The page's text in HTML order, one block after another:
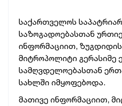
საქართველოს
საზოგადოებასთან
ინფორმაციით,
მიტროპოლიტი გერასიმე
სამღვდელოებასთან
სახლში იმყოფებოდა.
მათივე ინფორმაციით,